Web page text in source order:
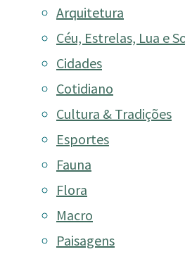
Arquitetura
Céu, Estrelas, Lua e
Cidades
Cotidiano
Cultura & Tradições
Esportes
Fauna
Flora
Macro
Paisagens
Categoria:
Archive for category
Abelha-de-